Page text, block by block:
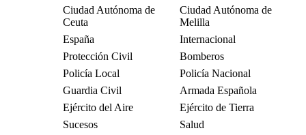
Ciudad Autónoma de
Ceuta
Ciudad Autónoma de
Melilla
España
Internacional
Protección Civil
Bomberos
Policía Local
Policía Nacional
Guardia Civil
Armada Española
Ejército del Aire
Ejército de Tierra
Sucesos
Salud